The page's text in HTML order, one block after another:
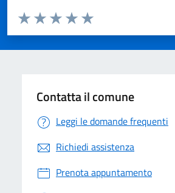
Valuta da 1 a 5 stelle la pagina
Valuta 5 stelle su 5
Valuta 4 stelle su 5
Valuta 3 stelle su 5
Valuta 2 stelle su 5
Valuta 1 stelle su 5
Contatta il comune
Leggi le domande frequenti
Richiedi assistenza
Prenota appuntamento